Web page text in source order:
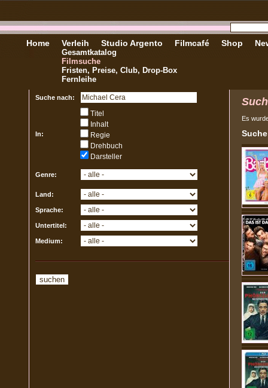
Home Verleih
Gesamtkatalog
Filmsuche
Fristen, Preise, Club, Drop-Box
Fernleihe
Studio Argento Filmcafé Shop
Suche nach:
In:
Titel
Inhalt
Regie
Drehbuch
Darsteller
Genre:
Land:
Sprache:
Untertitel:
Medium:
Es